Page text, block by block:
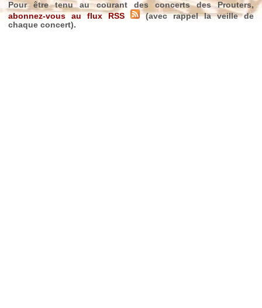
Pour être tenu au courant des concerts des Prouters,
abonnez-vous au flux RSS
(avec rappel la veille de
chaque concert).